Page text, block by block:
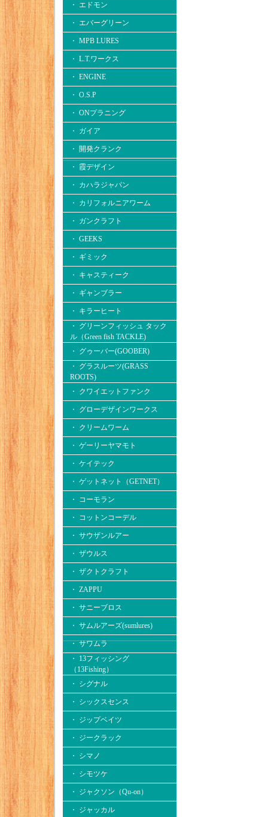
・ エドモン
・ エバーグリーン
・ MPB LURES
・ L.T.ワークス
・ ENGINE
・ O.S.P
・ ONプラニング
・ ガイア
・ 開発クランク
・ 霞デザイン
・ カハラジャパン
・ カリフォルニアワーム
・ ガンクラフト
・ GEEKS
・ ギミック
・ キャスティーク
・ ギャンブラー
・ キラーヒート
・ グリーンフィッシュ タック
ル（Green fish TACKLE)
・ グゥーバー(GOOBER)
・ グラスルーツ(GRASS
ROOTS)
・ クワイエットファンク
・ グローデザインワークス
・ クリームワーム
・ ゲーリーヤマモト
・ ケイテック
・ ゲットネット（GETNET）
・ コーモラン
・ コットンコーデル
・ サウザンルアー
・ ザウルス
・ ザクトクラフト
・ ZAPPU
・ サニーブロス
・ サムルアーズ(sumlures)
・ サワムラ
・ 13フィッシング
（13Fishing）
・ シグナル
・ シックスセンス
・ ジップベイツ
・ ジークラック
・ シマノ
・ シモツケ
・ ジャクソン（Qu-on）
・ ジャッカル